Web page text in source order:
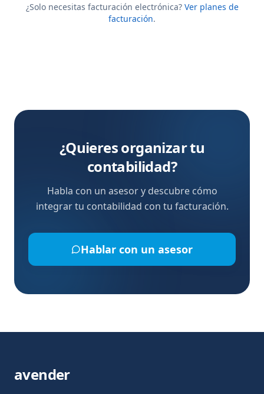
¿Solo necesitas facturación electrónica? Ver planes de
facturación.
¿Quieres organizar tu
contabilidad?
Habla con un asesor y descubre cómo
integrar tu contabilidad con tu facturación.
Hablar con un asesor
avender